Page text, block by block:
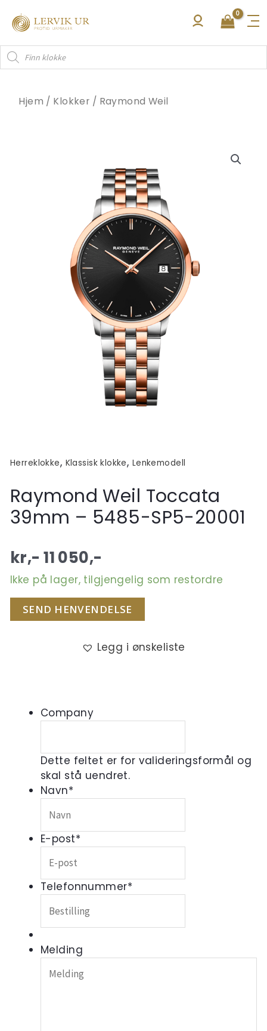
rett
innholdet
Products
search
Hjem / Klokker / Raymond Weil
Herreklokke, Klassisk klokke, Lenkemodell
Raymond Weil Toccata
39mm – 5485-SP5-20001
kr,- 11 050,-
Ikke på lager, tilgjengelig som restordre
SEND HENVENDELSE
Legg i ønskeliste
Company
Dette feltet er for valideringsformål og
skal stå uendret.
Navn*
E-post*
Telefonnummer*
Melding